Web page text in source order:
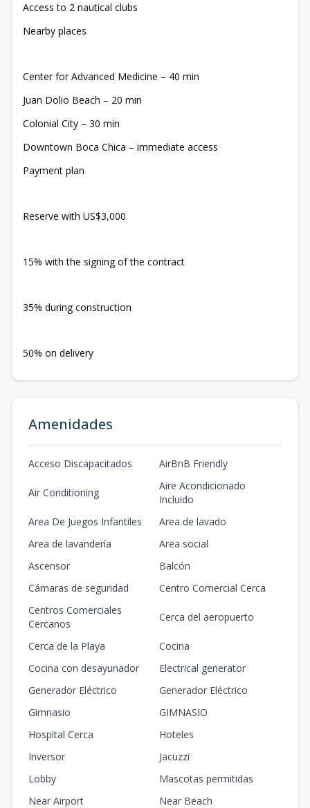
Access to 2 nautical clubs
Nearby places
Center for Advanced Medicine – 40 min
Juan Dolio Beach – 20 min
Colonial City – 30 min
Downtown Boca Chica – immediate access
Payment plan
Reserve with US$3,000
15% with the signing of the contract
35% during construction
50% on delivery
Amenidades
Acceso Discapacitados AirBnB Friendly
Air Conditioning
Aire Acondicionado
Incluido
Area De Juegos Infantiles
Area de lavado
Area de lavandería
Area social
Ascensor
Balcón
Cámaras de seguridad
Centro Comercial Cerca
Centros Comerciales
Cercanos
Cerca del aeropuerto
Cerca de la Playa
Cocina
Cocina con desayunador
Electrical generator
Generador Eléctrico
Generador Eléctrico
Gimnasio
GIMNASIO
Hospital Cerca
Hoteles
Inversor
Jacuzzi
Lobby
Mascotas permitidas
Near Airport
Near Beach